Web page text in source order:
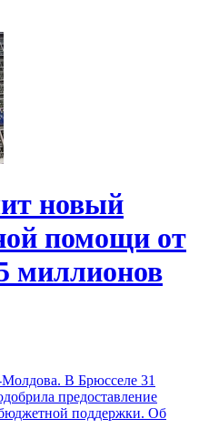
новый
помощи от
миллионов
В Брюсселе 31
предоставление
поддержки. Об